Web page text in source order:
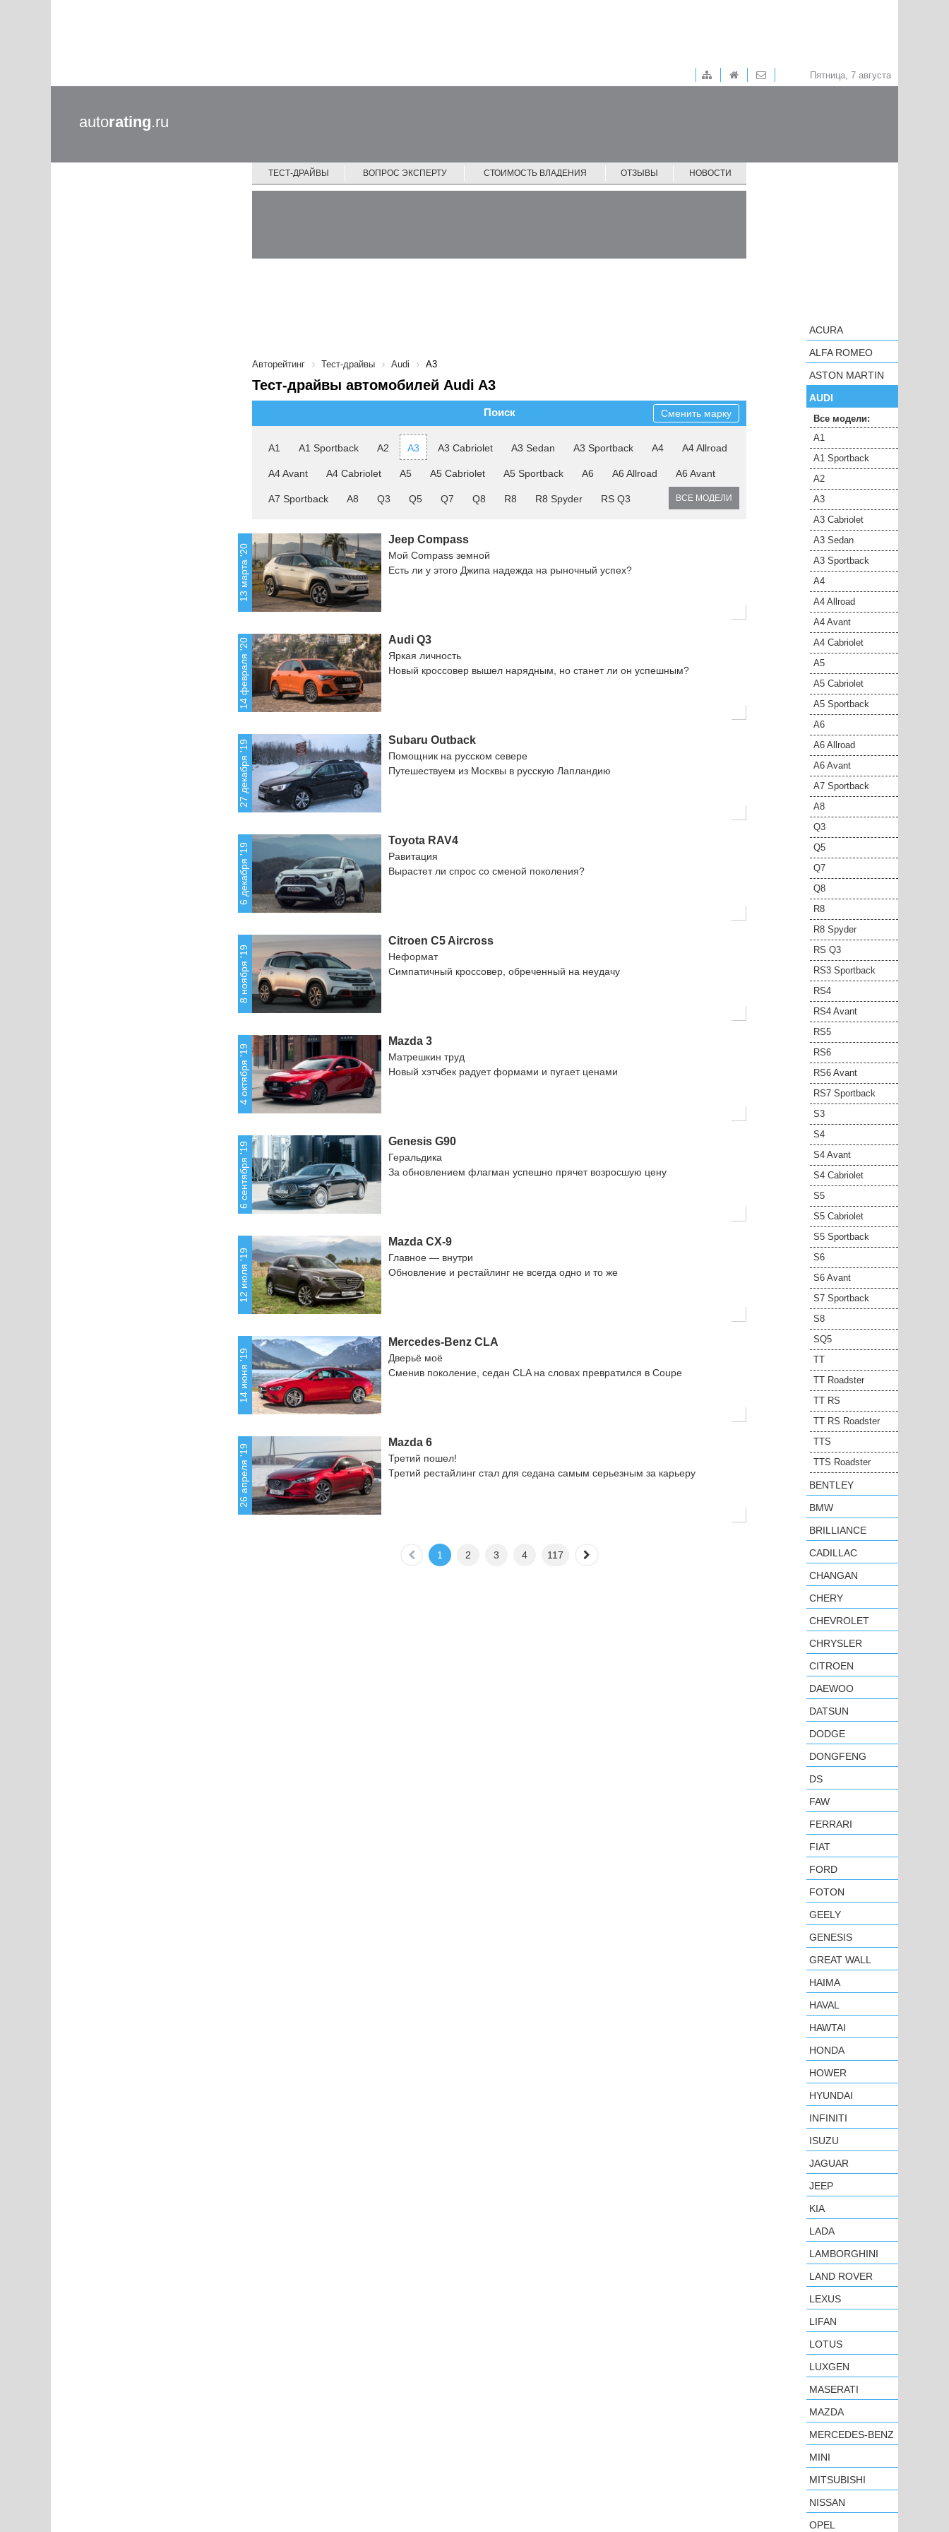
Пятница, 7 августа
autorating.ru
ТЕСТ-ДРАЙВЫ ВОПРОС ЭКСПЕРТУ СТОИМОСТЬ ВЛАДЕНИЯ ОТЗЫВЫ НОВОСТИ
Авторейтинг Тест-драйвы Audi A3
Тест-драйвы автомобилей Audi A3
Поиск Сменить марку
A1 A1 Sportback A2 A3 A3 Cabriolet A3 Sedan A3 Sportback A4 A4 Allroad
A4 Avant A4 Cabriolet A5 A5 Cabriolet A5 Sportback A6 A6 Allroad A6 Avant
A7 Sportback A8 Q3 Q5 Q7 Q8 R8 R8 Spyder RS Q3 ВСЕ МОДЕЛИ
13 марта '20
Jeep Compass
Мой Compass земной
Есть ли у этого Джипа надежда на рыночный успех?
14 февраля '20 Audi Q3
Яркая личность
Новый кроссовер вышел нарядным, но станет ли он успешным?
27 декабря '19 Subaru Outback
Помощник на русском севере
Путешествуем из Москвы в русскую Лапландию
6 декабря '19
Toyota RAV4
Равитация
Вырастет ли спрос со сменой поколения?
8 ноября '19
Citroen C5 Aircross
Неформат
Симпатичный кроссовер, обреченный на неудачу
4 октября '19
Mazda 3
Матрешкин труд
Новый хэтчбек радует формами и пугает ценами
6 сентября '19 Genesis G90
Геральдика
За обновлением флагман успешно прячет возросшую цену
12 июля '19
Mazda CX-9
Главное — внутри
Обновление и рестайлинг не всегда одно и то же
14 июня '19
Mercedes-Benz CLA
Дверьё моё
Сменив поколение, седан CLA на словах превратился в Coupe
26 апреля '19
Mazda 6
Третий пошел!
Третий рестайлинг стал для седана самым серьезным за карьеру
1 2 3 4 117
ACURA
ALFA ROMEO
ASTON MARTIN
AUDI
Все модели:
A1
A1 Sportback
A2
A3
A3 Cabriolet
A3 Sedan
A3 Sportback
A4
A4 Allroad
A4 Avant
A4 Cabriolet
A5
A5 Cabriolet
A5 Sportback
A6
A6 Allroad
A6 Avant
A7 Sportback
A8
Q3
Q5
Q7
Q8
R8
R8 Spyder
RS Q3
RS3 Sportback
RS4
RS4 Avant
RS5
RS6
RS6 Avant
RS7 Sportback
S3
S4
S4 Avant
S4 Cabriolet
S5
S5 Cabriolet
S5 Sportback
S6
S6 Avant
S7 Sportback
S8
SQ5
TT
TT Roadster
TT RS
TT RS Roadster
TTS
TTS Roadster
BENTLEY
BMW
BRILLIANCE
CADILLAC
CHANGAN
CHERY
CHEVROLET
CHRYSLER
CITROEN
DAEWOO
DATSUN
DODGE
DONGFENG
DS
FAW
FERRARI
FIAT
FORD
FOTON
GEELY
GENESIS
GREAT WALL
HAIMA
HAVAL
HAWTAI
HONDA
HOWER
HYUNDAI
INFINITI
ISUZU
JAGUAR
JEEP
KIA
LADA
LAMBORGHINI
LAND ROVER
LEXUS
LIFAN
LOTUS
LUXGEN
MASERATI
MAZDA
MERCEDES-BENZ
MINI
MITSUBISHI
NISSAN
OPEL